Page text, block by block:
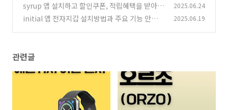
syrup 앱 설치하고 할인쿠폰, 적립혜택을 받아보
세요 (3)
2025.06.24
initial 앱 전자지갑 설치방법과 주요 기능 안내 2025.06.19
관련글